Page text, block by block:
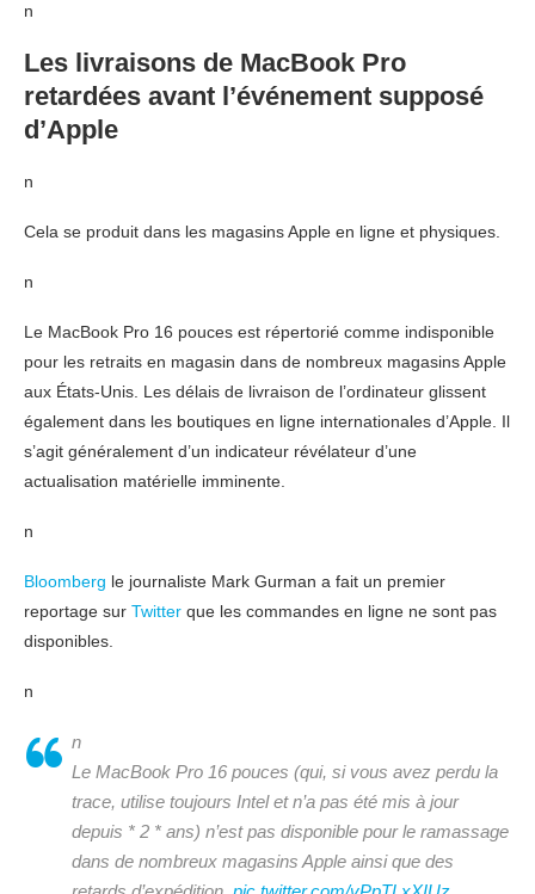
n
Les livraisons de MacBook Pro
retardées avant l’événement supposé
d’Apple
n
Cela se produit dans les magasins Apple en ligne et physiques.
n
Le MacBook Pro 16 pouces est répertorié comme indisponible
pour les retraits en magasin dans de nombreux magasins Apple
aux États-Unis. Les délais de livraison de l’ordinateur glissent
également dans les boutiques en ligne internationales d’Apple. Il
s’agit généralement d’un indicateur révélateur d’une
actualisation matérielle imminente.
n
Bloomberg le journaliste Mark Gurman a fait un premier
reportage sur Twitter que les commandes en ligne ne sont pas
disponibles.
n
n
Le MacBook Pro 16 pouces (qui, si vous avez perdu la
trace, utilise toujours Intel et n’a pas été mis à jour
depuis * 2 * ans) n’est pas disponible pour le ramassage
dans de nombreux magasins Apple ainsi que des